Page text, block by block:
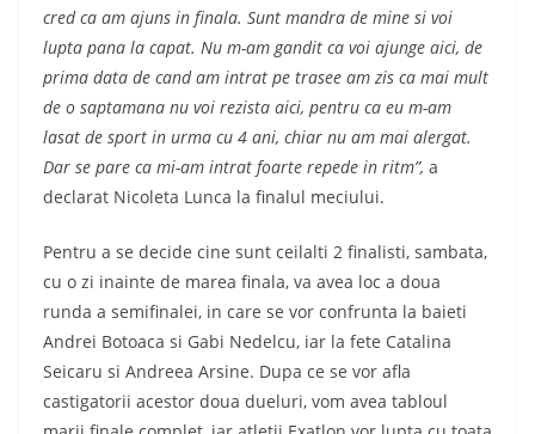
cred ca am ajuns in finala. Sunt mandra de mine si voi
lupta pana la capat. Nu m-am gandit ca voi ajunge aici, de
prima data de cand am intrat pe trasee am zis ca mai mult
de o saptamana nu voi rezista aici, pentru ca eu m-am
lasat de sport in urma cu 4 ani, chiar nu am mai alergat.
Dar se pare ca mi-am intrat foarte repede in ritm”, a
declarat Nicoleta Lunca la finalul meciului.
Pentru a se decide cine sunt ceilalti 2 finalisti, sambata,
cu o zi inainte de marea finala, va avea loc a doua
runda a semifinalei, in care se vor confrunta la baieti
Andrei Botoaca si Gabi Nedelcu, iar la fete Catalina
Seicaru si Andreea Arsine. Dupa ce se vor afla
castigatorii acestor doua dueluri, vom avea tabloul